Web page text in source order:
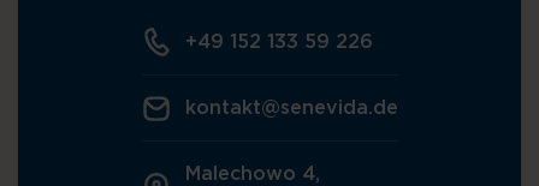
+49 152 133 59 226
kontakt@senevida.de
Malechowo 4,